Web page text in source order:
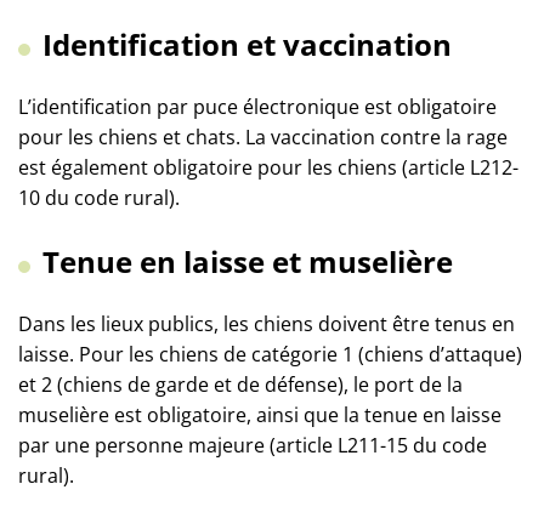
Identification et vaccination
L’identification par puce électronique est obligatoire
pour les chiens et chats. La vaccination contre la rage
est également obligatoire pour les chiens (article L212-
10 du code rural).
Tenue en laisse et muselière
Dans les lieux publics, les chiens doivent être tenus en
laisse. Pour les chiens de catégorie 1 (chiens d’attaque)
et 2 (chiens de garde et de défense), le port de la
muselière est obligatoire, ainsi que la tenue en laisse
par une personne majeure (article L211-15 du code
rural).